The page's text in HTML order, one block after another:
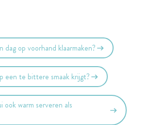
dag op voorhand klaarmaken?
een te bittere smaak krijgt?
warm serveren als